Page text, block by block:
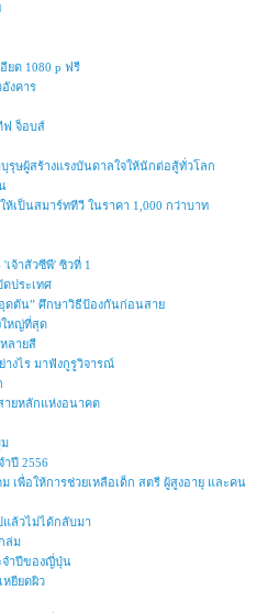
ยด 1080 p ฟรี
งคาร
ฟ จ็อบส์
รุษผู้สร้างแรงบันดาลใจให้นักต่อสู้ทั่วโลก
ห้เป็นสมาร์ททีวี ในราคา 1,000 กว่าบาท
จ้าสัวซีพี' ซิวที่ 1
ดประเทศ
ตัน” ศึกษาวิธีป้องกันก่อนสาย
ใหญ่ที่สุด
ลายสี
งไร มาฟังกูรูวิจารณ์
ายหลักแห่งอนาคต
ม
ปี 2556
เพื่อให้การช่วยเหลือเด็ก สตรี ผู้สูงอายุ และคน
แล้วไม่ได้กลับมา
ล่ม
จำปีของญี่ปุ่น
หยียดผิว